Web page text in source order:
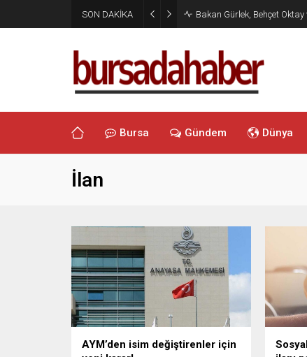
SON DAKİKA Bakan Gürlek, Behçet
Bursa Gündem Dünya
İlan
AYM’den isim değiştirenler için